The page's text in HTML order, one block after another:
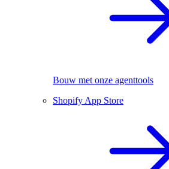
Bouw met onze agenttools
Shopify App Store